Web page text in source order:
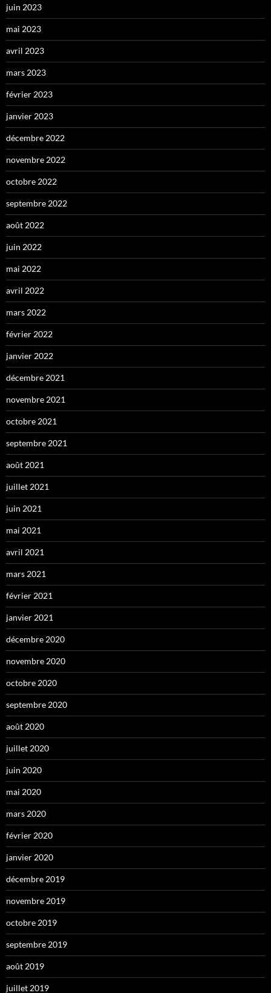
juin 2023
mai 2023
avril 2023
mars 2023
février 2023
janvier 2023
décembre 2022
novembre 2022
octobre 2022
septembre 2022
août 2022
juin 2022
mai 2022
avril 2022
mars 2022
février 2022
janvier 2022
décembre 2021
novembre 2021
octobre 2021
septembre 2021
août 2021
juillet 2021
juin 2021
mai 2021
avril 2021
mars 2021
février 2021
janvier 2021
décembre 2020
novembre 2020
octobre 2020
septembre 2020
août 2020
juillet 2020
juin 2020
mai 2020
mars 2020
février 2020
janvier 2020
décembre 2019
novembre 2019
octobre 2019
septembre 2019
août 2019
juillet 2019